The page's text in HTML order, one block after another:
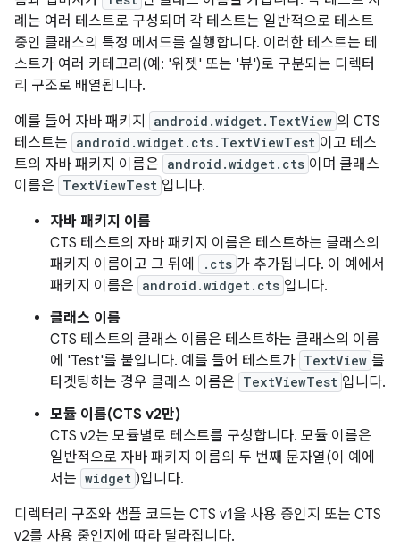
례는 여러 테스트로 구성되며 각 테스트는 일반적으로 테스트
중인 클래스의 특정 메서드를 실행합니다. 이러한 테스트는 테
스트가 여러 카테고리(예: '위젯' 또는 '뷰')로 구분되는 디렉터
리 구조로 배열됩니다.
예를 들어 자바 패키지
android.widget.TextView 의 CTS
테스트는 android.widget.cts.TextViewTest 이고 테스
트의 자바 패키지 이름은 android.widget.cts 이며 클래스
이름은 TextViewTest 입니다.
자바 패키지 이름
CTS 테스트의 자바 패키지 이름은 테스트하는 클래스의
패키지 이름이고 그 뒤에
.cts 가 추가됩니다. 이 예에서
패키지 이름은 android.widget.cts 입니다.
클래스 이름
CTS 테스트의 클래스 이름은 테스트하는 클래스의 이름
에 'Test'를 붙입니다. 예를 들어 테스트가 TextView 를
타겟팅하는 경우 클래스 이름은 TextViewTest 입니다.
모듈 이름(CTS v2만)
CTS v2는 모듈별로 테스트를 구성합니다. 모듈 이름은
일반적으로 자바 패키지 이름의 두 번째 문자열(이 예에
서는 widget )입니다.
디렉터리 구조와 샘플 코드는 CTS v1을 사용 중인지 또는 CTS
v2를 사용 중인지에 따라 달라집니다.